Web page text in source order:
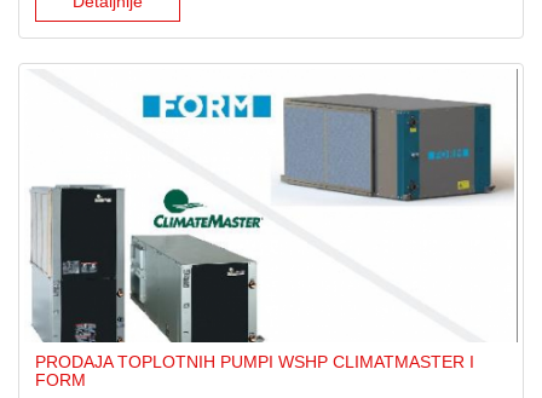
PRODAJA TOPLOTNIH PUMPI WSHP CLIMATMASTER I
FORM